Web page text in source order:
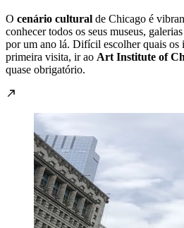
O cenário cultural de Chicago é
conhecer todos os seus museus,
por um ano lá. Difícil escolher quais os
primeira visita, ir ao Art Institute of
quase obrigatório.